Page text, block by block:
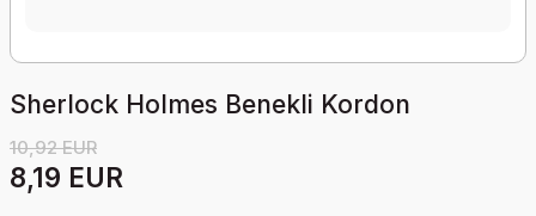
Sherlock Holmes Benekli Kordon
10,92 EUR
8,19 EUR